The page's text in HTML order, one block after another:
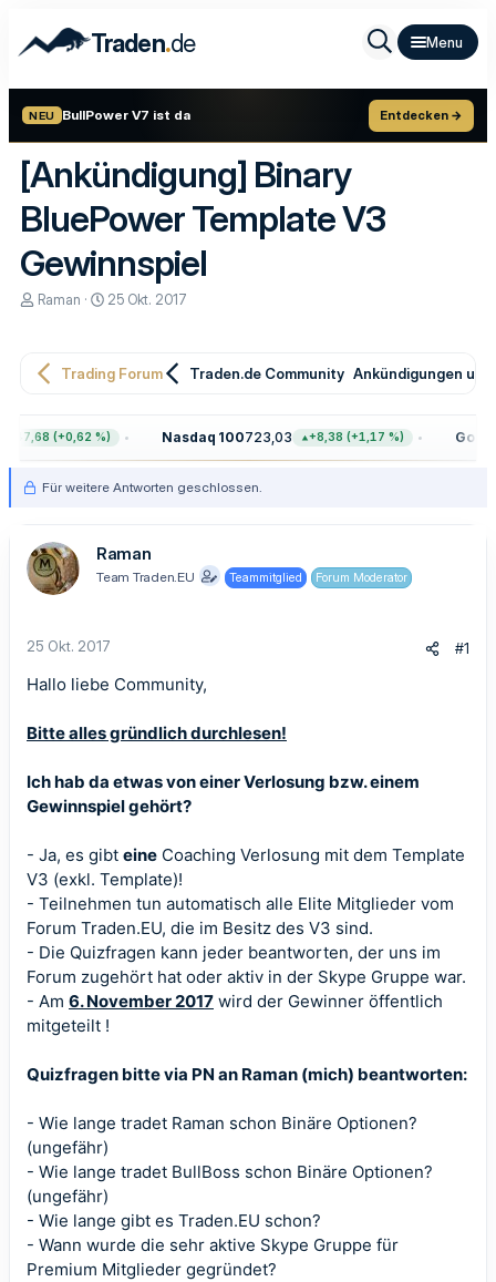
Traden.de
NEU BullPower V7 ist da Entdecken →
[Ankündigung] Binary
BluePower Template V3
Gewinnspiel
E
e
r
Raman
E
e
l
a
m
25 Okt. 2017
Trading Forum Traden.de Community Ankündigungen
(+0,62 %) Nasdaq 100723,03 +8,38 (+1,17 %) Gold
Für weitere Antworten geschlossen.
Raman
Team Traden.EU Teammitglied Forum Moderator
25 Okt. 2017 #1
Hallo liebe Community,
Bitte alles gründlich durchlesen!
Ich hab da etwas von einer Verlosung bzw. einem
Gewinnspiel gehört?
- Ja, es gibt eine Coaching Verlosung mit dem Template
V3 (exkl. Template)!
- Teilnehmen tun automatisch alle Elite Mitglieder vom
Forum Traden.EU, die im Besitz des V3 sind.
- Die Quizfragen kann jeder beantworten, der uns im
Forum zugehört hat oder aktiv in der Skype Gruppe war.
- Am 6. November 2017 wird der Gewinner öffentlich
mitgeteilt !
Quizfragen bitte via PN an Raman (mich) beantworten:
- Wie lange tradet Raman schon Binäre Optionen?
(ungefähr)
- Wie lange tradet BullBoss schon Binäre Optionen?
(ungefähr)
- Wie lange gibt es Traden.EU schon?
- Wann wurde die sehr aktive Skype Gruppe für
Premium Mitglieder gegründet?